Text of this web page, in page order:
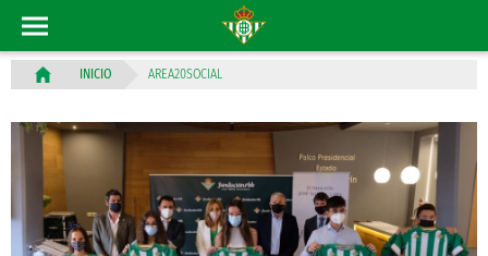
INICIO AREA20SOCIAL